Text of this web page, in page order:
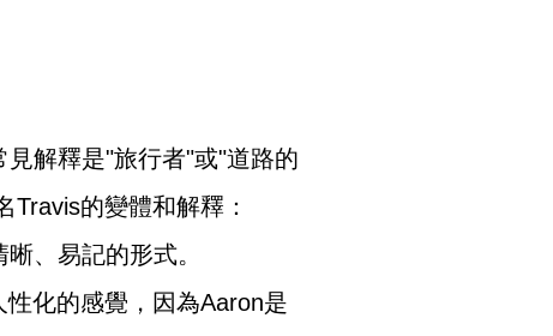
解釋是"旅行者"或"道路的
的變體和解釋：
、易記的形式。
化的感覺，因為Aaron是